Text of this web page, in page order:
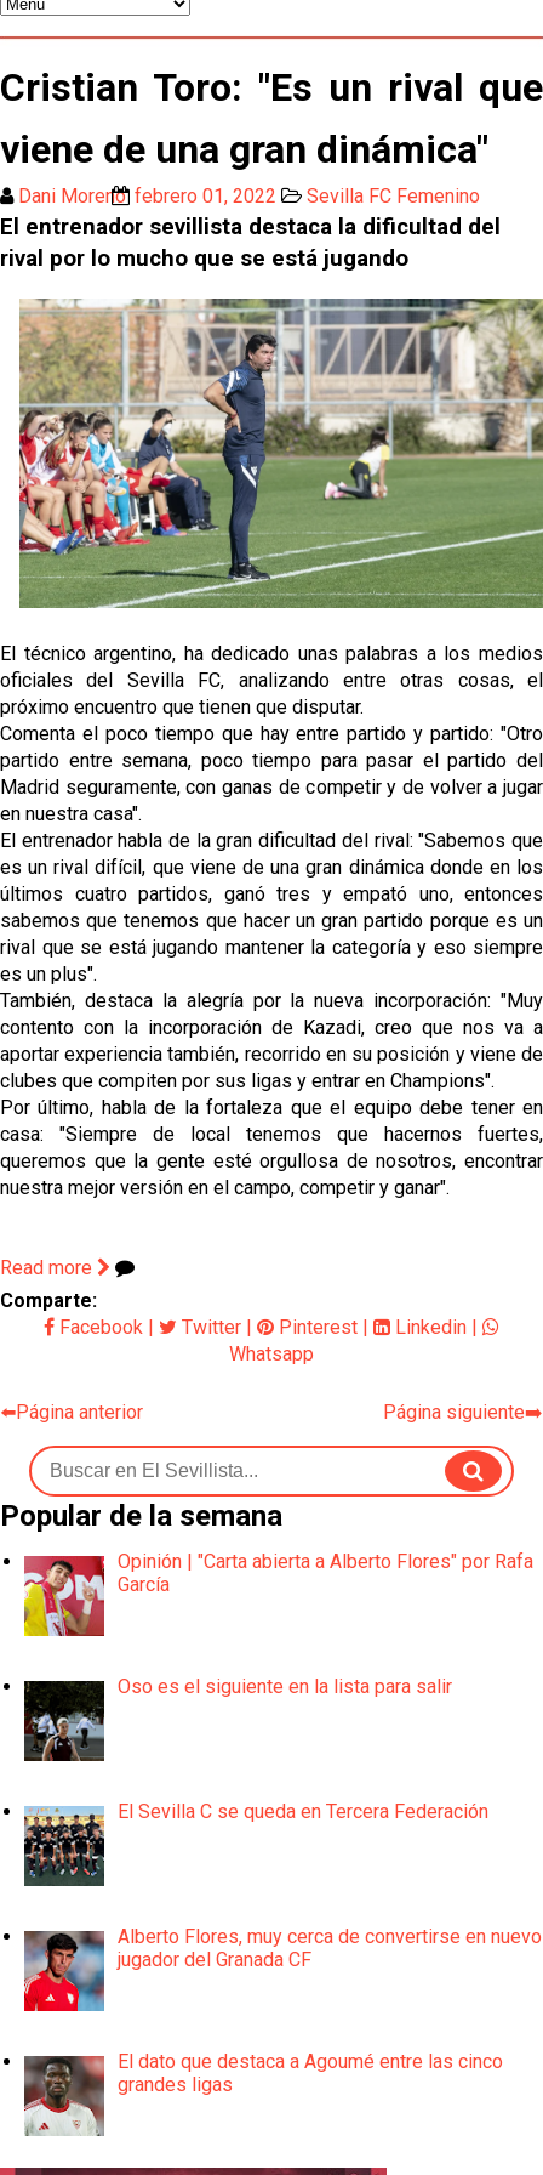
El Sevilla FC pregunta al Atlético de Madrid por la
situación de Iker Luque
OFICIAL | Joan Jordan se marcha traspasado al CF
Mercado finalmente no será sevillista
Marcao podría ser el siguiente en salir
Cristian Toro: "Es un rival que
viene de una gran dinámica"
Dani Moreno febrero 01, 2022 Sevilla FC Femenino
El entrenador sevillista destaca la dificultad del
rival por lo mucho que se está jugando
El técnico argentino, ha dedicado unas palabras a los medios
oficiales del Sevilla FC, analizando entre otras cosas, el
próximo encuentro que tienen que disputar.
Comenta el poco tiempo que hay entre partido y partido: "Otro
partido entre semana, poco tiempo para pasar el partido del
Madrid seguramente, con ganas de competir y de volver a jugar
en nuestra casa".
El entrenador habla de la gran dificultad del rival: "Sabemos que
es un rival difícil, que viene de una gran dinámica donde en los
últimos cuatro partidos, ganó tres y empató uno, entonces
sabemos que tenemos que hacer un gran partido porque es un
rival que se está jugando mantener la categoría y eso siempre
es un plus".
También, destaca la alegría por la nueva incorporación: "Muy
contento con la incorporación de Kazadi, creo que nos va a
aportar experiencia también, recorrido en su posición y viene de
clubes que compiten por sus ligas y entrar en Champions".
Por último, habla de la fortaleza que el equipo debe tener en
casa: "Siempre de local tenemos que hacernos fuertes,
queremos que la gente esté orgullosa de nosotros, encontrar
nuestra mejor versión en el campo, competir y ganar".
Read more
Comparte:
Facebook | Twitter | Pinterest | Linkedin |
Whatsapp
⬅️Página anterior Página siguiente➡️
Popular de la semana
Opinión | "Carta abierta a Alberto Flores" por Rafa
García
Oso es el siguiente en la lista para salir
El Sevilla C se queda en Tercera Federación
Alberto Flores, muy cerca de convertirse en nuevo
jugador del Granada CF
El dato que destaca a Agoumé entre las cinco
grandes ligas